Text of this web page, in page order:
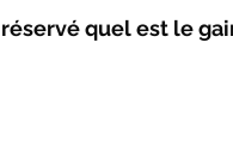
quel est le